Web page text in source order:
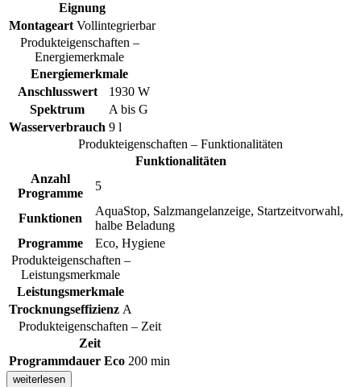
Eignung
Montageart Vollintegrierbar
Produkteigenschaften –
Energiemerkmale
Energiemerkmale
Anschlusswert
1930 W
Spektrum
A bis G
Wasserverbrauch 9 l
Produkteigenschaften – Funktionalitäten
Funktionalitäten
Anzahl
Programme
5
Funktionen
AquaStop, Salzmangelanzeige, Startzeitvorwahl,
halbe Beladung
Programme
Eco, Hygiene
Produkteigenschaften –
Leistungsmerkmale
Leistungsmerkmale
Trocknungseffizienz A
Produkteigenschaften – Zeit
Zeit
Programmdauer Eco 200 min
weiterlesen